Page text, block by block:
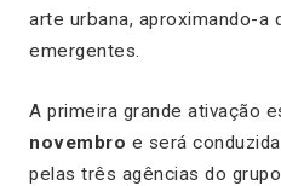
arte urbana, aproximando-a
emergentes.
A primeira grande ativação
novembro e será
pelas três agências do